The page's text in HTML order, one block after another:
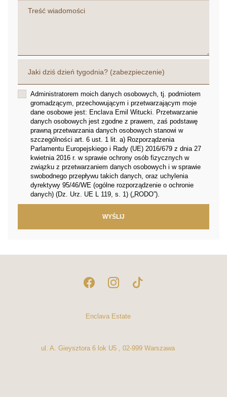
Administratorem moich danych osobowych, tj. podmiotem
gromadzącym, przechowującym i przetwarzającym moje
dane osobowe jest: Enclava Emil Witucki. Przetwarzanie
danych osobowych jest zgodne z prawem, zaś podstawę
prawną przetwarzania danych osobowych stanowi w
szczególności art. 6 ust. 1 lit. a) Rozporządzenia
Parlamentu Europejskiego i Rady (UE) 2016/679 z dnia 27
kwietnia 2016 r. w sprawie ochrony osób fizycznych w
związku z przetwarzaniem danych osobowych i w sprawie
swobodnego przepływu takich danych, oraz uchylenia
dyrektywy 95/46/WE (ogólne rozporządzenie o ochronie
danych) (Dz. Urz. UE L 119, s. 1) („RODO”).
Enclava Estate
ul. A. Gieysztora 6 lok U5 , 02-999 Warszawa